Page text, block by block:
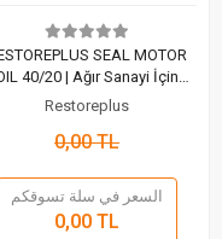
SEAL MOTOR
40/20 | Ağır Sanayi İçin
Koruma ve Üstün
Performans (200 Lt)
Restoreplus
0,00 TL
السعر في سلة تسوقكم
0,00 TL